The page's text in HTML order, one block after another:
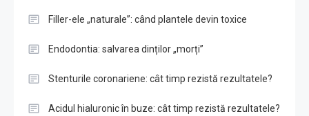
Filler-ele „naturale”: când plantele devin toxice
Endodontia: salvarea dinților „morți”
Stenturile coronariene: cât timp rezistă rezultatele?
Acidul hialuronic în buze: cât timp rezistă rezultatele?